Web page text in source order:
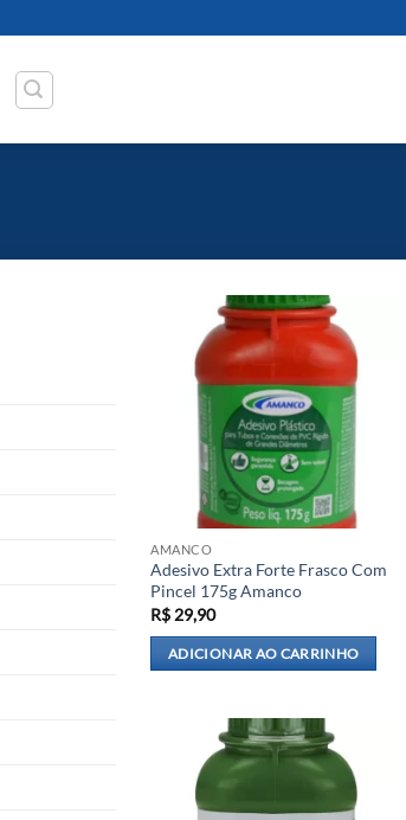
AMANCO
Adesivo Extra Forte Frasco Com
Pincel 175g Amanco
R$ 29,90
ADICIONAR AO CARRINHO